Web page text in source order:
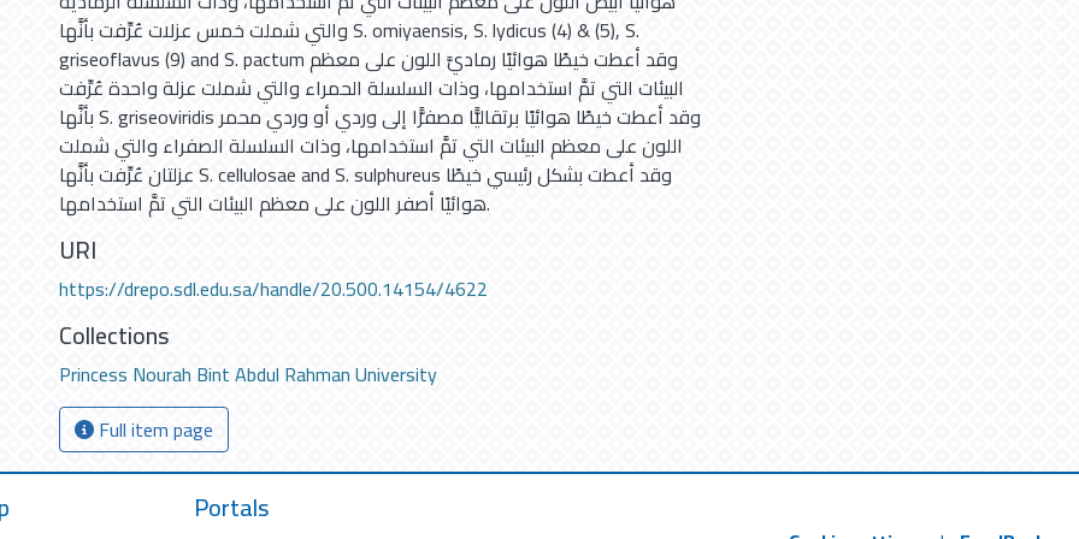
والتي شملت خمس عزلات عُرِّفت بأنَّها S. omiyaensis, S. lydicus (4) & (5), S.
griseoflavus (9) and S. pactum وقد أعطت خيطًا هوائيًا رماديَّ اللون على معظم
البيئات التي تمَّ استخدامها، وذات السلسلة الحمراء والتي شملت عزلة واحدة عُرِّفت
بأنَّها S. griseoviridis وقد أعطت خيطًا هوائيًا برتقاليًّا مصفرًّا إلى وردي أو وردي محمر
اللون على معظم البيئات التي تمَّ استخدامها، وذات السلسلة الصفراء والتي شملت
عزلتان عُرِّفت بأنَّها S. cellulosae and S. sulphureus وقد أعطت بشكل رئيسي خيطًا
هوائيًا أصفر اللون على معظم البيئات التي تمَّ استخدامها.
URI
https://drepo.sdl.edu.sa/handle/20.500.14154/4622
Collections
Princess Nourah Bint Abdul Rahman University
Full item page
Portals